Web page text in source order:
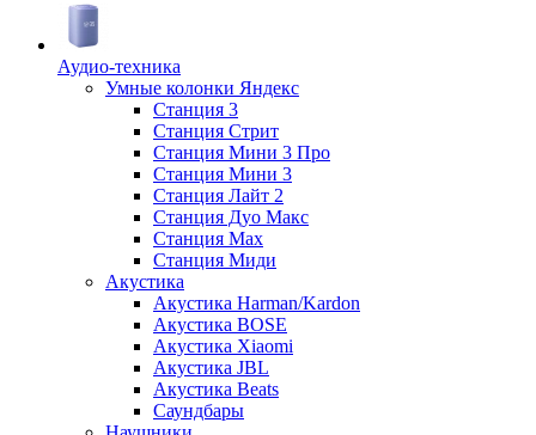
Аудио-техника
Умные колонки Яндекс
Станция 3
Станция Стрит
Станция Мини 3 Про
Станция Мини 3
Станция Лайт 2
Станция Дуо Макс
Станция Max
Станция Миди
Акустика
Акустика Harman/Kardon
Акустика BOSE
Акустика Xiaomi
Акустика JBL
Акустика Beats
Саундбары